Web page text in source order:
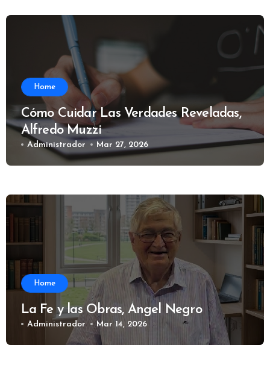
Home
Cómo Cuidar Las Verdades Reveladas,
Alfredo Muzzi
Administrador Mar 27, 2026
Home
La Fe y las Obras, Ángel Negro
Administrador Mar 14, 2026